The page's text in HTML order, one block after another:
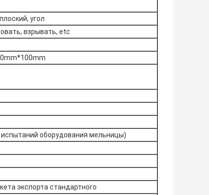
угол
взрывать, etc
оборудования мельницы)
экспорта стандартного